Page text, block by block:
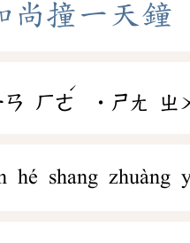
尚撞一 天 鐘
ㄢ ㄏㄜ
ˊ
˙ㄕㄤ ㄓ
hé shang zhuàng